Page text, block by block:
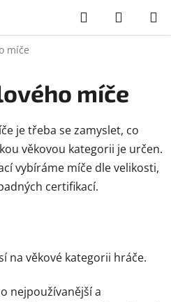
Hledat
KOŠÍK
míče
míče
je třeba se zamyslet, co
věkovou kategorii je určen.
vybíráme míče dle velikosti,
certifikací.
na věkové kategorii hráče.
o nejpoužívanější a